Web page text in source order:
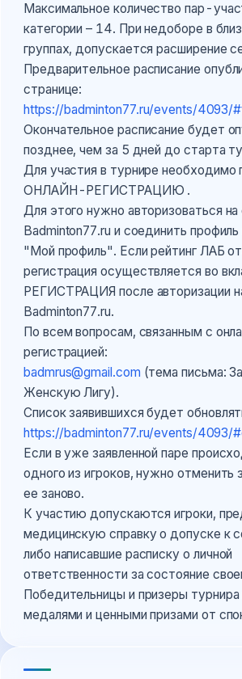
Максимальное количество пар-
категории – 14. При недоборе в
группах, допускается расширение
Предварительное расписание
странице:
https://badminton77.ru/events/4093/
Окончательное расписание будет
позднее, чем за 5 дней до старта
Для участия в турнире необходимо
ОНЛАЙН-РЕГИСТРАЦИЮ .
Для этого нужно авторизоваться на
Badminton77.ru и соединить профиль
"Мой профиль". Если рейтинг ЛАБ
регистрация осуществляется во
РЕГИСТРАЦИЯ после авторизации
Badminton77.ru.
По всем вопросам, связанным с
регистрацией:
badmrus@gmail.com (тема письма:
Женскую Лигу).
Список заявившихся будет
https://badminton77.ru/events/4093/
Если в уже заявленной паре
одного из игроков, нужно отменить
ее заново.
К участию допускаются игроки,
медицинскую справку о допуске к
либо написавшие расписку о личной
ответственности за состояние
Победительницы и призеры
медалями и ценными призами от